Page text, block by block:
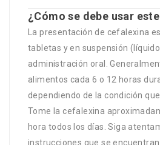
¿Cómo se debe usar
La presentación de cefalexina
tabletas y en suspensión
administración oral.
alimentos cada 6 o 12 horas
dependiendo de la condición
Tome la cefalexina
hora todos los días. Siga
instrucciones que se